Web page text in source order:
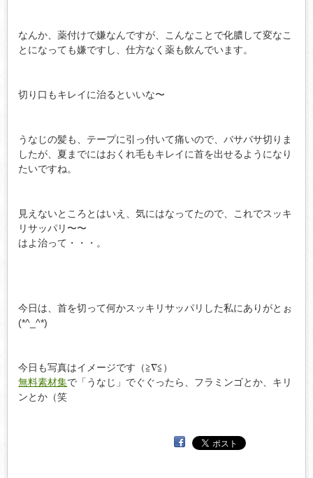
なんか、薬付けで嫌なんですが、こんなことで化膿して変なこ
とになっても嫌ですし、仕方なく薬も飲んでいます。
切り口もキレイに治るといいな〜
うなじの髪も、テープに引っ付いて痛いので、バサバサ切りま
したが、夏までにはおくれ毛もキレイに首を出せるようになり
たいですね。
見えないところとはいえ、気にはなってたので、これでスッキ
リサッパリ〜〜
はよ治って・・・。
今日は、首を切って何かスッキリサッパリした私にありがとぉ
(*^_^*)
今日も写真はイメージです（≧∇≦）
無料素材集で「うなじ」でぐぐったら、フラミンゴとか、キリ
ンとか（笑